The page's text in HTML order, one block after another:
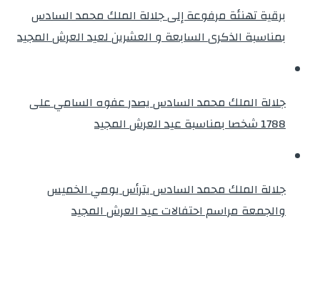
برقية تهنئة مرفوعة إلى جلالة الملك محمد السادس
بمناسبة الذكرى السابعة و العشرين لعيد العرش المجيد
جلالة الملك محمد السادس يصدر عفوه السامي على
1788 شخصا بمناسبة عيد العرش المجيد
جلالة الملك محمد السادس يترأس يومي الخميس
والجمعة مراسم احتفالات عيد العرش المجيد